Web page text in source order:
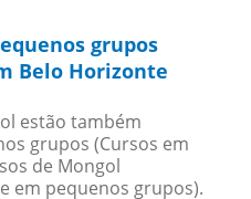
grupos
Belo Horizonte
estão também
grupos (Cursos em
de Mongol
em pequenos grupos).